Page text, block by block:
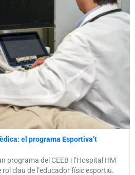
el programa Esportiva’t
programa del CEEB i l’Hospital HM
clau de l’educador físic esportiu.